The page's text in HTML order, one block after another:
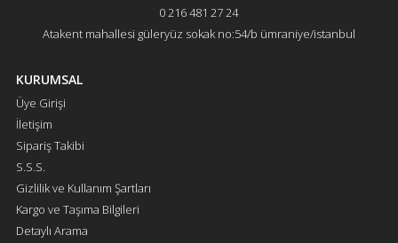
0 216 481 27 24
Atakent mahallesi güleryüz sokak no:54/b ümraniye/istanbul
KURUMSAL
Üye Girişi
İletişim
Sipariş Takibi
S.S.S.
Gizlilik ve Kullanım Şartları
Kargo ve Taşıma Bilgileri
Detaylı Arama